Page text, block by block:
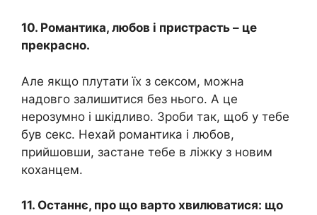
10. Романтика, любов і пристрасть – це
прекрасно.
Але якщо плутати їх з сексом, можна
надовго залишитися без нього. А це
нерозумно і шкідливо. Зроби так, щоб у тебе
був секс. Нехай романтика і любов,
прийшовши, застане тебе в ліжку з новим
коханцем.
11. Останнє, про що варто хвилюватися: що